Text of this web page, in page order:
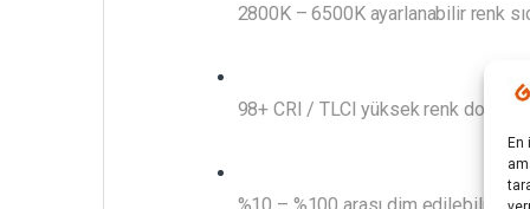
2800K – 6500K ayarlanabilir renk
98+ CRI / TLCI yüksek renk
%10 – %100 arası dim edilebilir